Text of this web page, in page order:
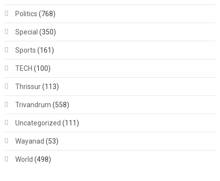
Politics (768)
Special (350)
Sports (161)
TECH (100)
Thrissur(113)
Trivandrum (558)
Uncategorized (111)
Wayanad (53)
World (498)